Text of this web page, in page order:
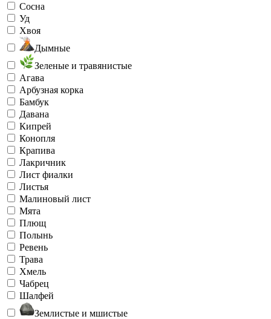
Сосна
Уд
Хвоя
Дымные
Зеленые и травянистые
Агава
Арбузная корка
Бамбук
Давана
Кипрей
Конопля
Крапива
Лакричник
Лист фиалки
Листья
Малиновый лист
Мята
Плющ
Полынь
Ревень
Трава
Хмель
Чабрец
Шалфей
Землистые и мшистые